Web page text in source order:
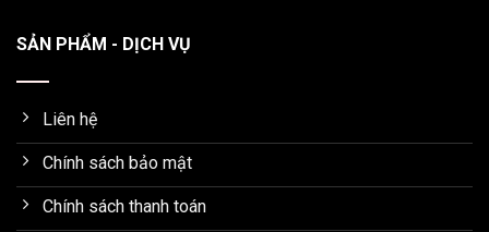
SẢN PHẨM - DỊCH VỤ
Liên hệ
Chính sách bảo mật
Chính sách thanh toán